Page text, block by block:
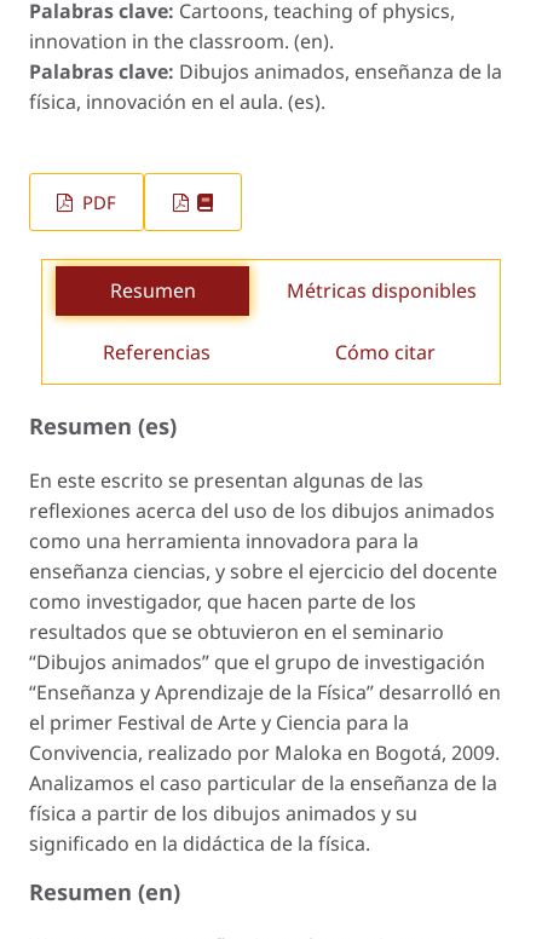
Palabras clave: Cartoons, teaching of physics,
innovation in the classroom. (en).
Palabras clave: Dibujos animados, enseñanza de la
física, innovación en el aula. (es).
PDF
Resumen Métricas disponibles
Referencias Cómo citar
Resumen (es)
En este escrito se presentan algunas de las
reflexiones acerca del uso de los dibujos animados
como una herramienta innovadora para la
enseñanza ciencias, y sobre el ejercicio del docente
como investigador, que hacen parte de los
resultados que se obtuvieron en el seminario
“Dibujos animados” que el grupo de investigación
“Enseñanza y Aprendizaje de la Física” desarrolló en
el primer Festival de Arte y Ciencia para la
Convivencia, realizado por Maloka en Bogotá, 2009.
Analizamos el caso particular de la enseñanza de la
física a partir de los dibujos animados y su
significado en la didáctica de la física.
Resumen (en)